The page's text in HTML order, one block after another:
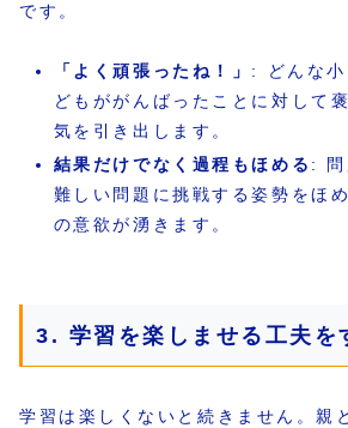
です。
「よく頑張ったね！」 : どんな小
どもががんばったことに対して
気を引き出します。
結果だけでなく過程もほめる : 問
難しい問題に挑戦する姿勢をほ
の意欲が湧きます。
3. 学習を楽しませる工夫を
学習は楽しくないと続きません。親